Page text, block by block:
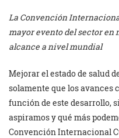
La Convención
mayor evento del sector en
alcance a nivel mundial
Mejorar el estado de salud
solamente que los
función de este desarrollo,
aspiramos y qué más
Convención Internacional